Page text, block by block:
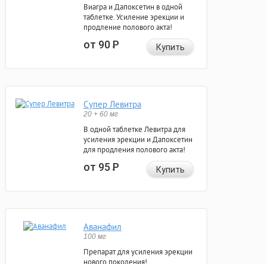
Виагра и Дапоксетин в одной
таблетке. Усиление эрекции и
продление полового акта!
от 90Р Купить
Супер Левитра
20 + 60 мг
В одной таблетке Левитра для
усиления эрекции и Дапоксетин
для продления полового акта!
от 95Р Купить
Аванафил
100 мг
Препарат для усиления эрекции